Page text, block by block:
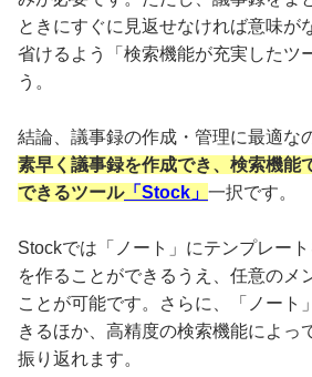
ときにすぐに見返せなければ意味が
省けるよう「検索機能が充実したツ
う。
結論、議事録の作成・管理に最適な
素早く議事録を作成でき、検索機能
できるツール「Stock」 一択です。
Stockでは「ノート」にテンプレー
を作ることができるうえ、任意のメ
ことが可能です。さらに、「ノート
きるほか、高精度の検索機能によっ
振り返れます。